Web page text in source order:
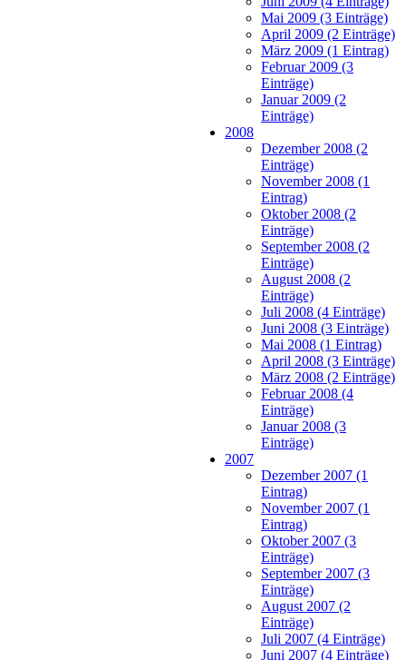
Mai 2009 (3 Einträge)
April 2009 (2 Einträge)
März 2009 (1 Eintrag)
Februar 2009 (3
Einträge)
Januar 2009 (2
Einträge)
2008
Dezember 2008 (2
Einträge)
November 2008 (1
Eintrag)
Oktober 2008 (2
Einträge)
September 2008 (2
Einträge)
August 2008 (2
Einträge)
Juli 2008 (4 Einträge)
Juni 2008 (3 Einträge)
Mai 2008 (1 Eintrag)
April 2008 (3 Einträge)
März 2008 (2 Einträge)
Februar 2008 (4
Einträge)
Januar 2008 (3
Einträge)
2007
Dezember 2007 (1
Eintrag)
November 2007 (1
Eintrag)
Oktober 2007 (3
Einträge)
September 2007 (3
Einträge)
August 2007 (2
Einträge)
Juli 2007 (4 Einträge)
Juni 2007 (4 Einträge)